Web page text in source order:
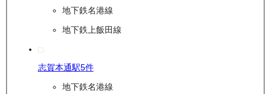
地下鉄名港線
地下鉄上飯田線
志賀本通駅5件
地下鉄名港線